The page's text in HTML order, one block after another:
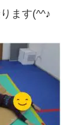
ます(^^♪